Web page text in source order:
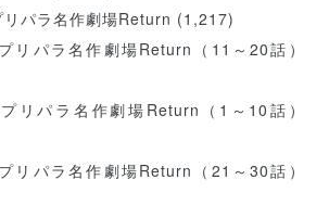
リパラ名作劇場Return (1,217)
リパラ名作劇場Return（11～20話）
リパラ名作劇場Return（1～10話）
リパラ名作劇場Return（21～30話）